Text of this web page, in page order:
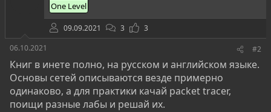
One Level
09.09.2021 3
3
06.10.2021
#2
Книг в инете полно, на русском и английском языке.
Основы сетей описываются везде примерно
одинаково, а для практики качай packet tracer,
поищи разные лабы и решай их.